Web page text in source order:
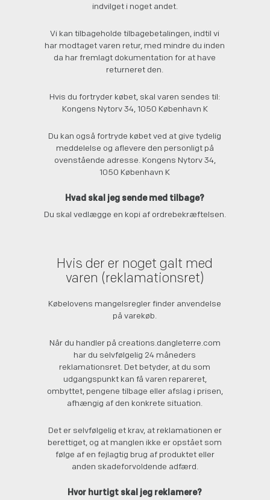
indvilget i noget andet.
Vi kan tilbageholde tilbagebetalingen, indtil vi
har modtaget varen retur, med mindre du inden
da har fremlagt dokumentation for at have
returneret den.
Hvis du fortryder købet, skal varen sendes til:
Kongens Nytorv 34, 1050 København K
Du kan også fortryde købet ved at give tydelig
meddelelse og aflevere den personligt på
ovenstående adresse. Kongens Nytorv 34,
1050 København K
Hvad skal jeg sende med tilbage?
Du skal vedlægge en kopi af ordrebekræftelsen.
Hvis der er noget galt med
varen (reklamationsret)
Købelovens mangelsregler finder anvendelse
på varekøb.
Når du handler på creations.dangleterre.com
har du selvfølgelig 24 måneders
reklamationsret. Det betyder, at du som
udgangspunkt kan få varen repareret,
ombyttet, pengene tilbage eller afslag i prisen,
afhængig af den konkrete situation.
Det er selvfølgelig et krav, at reklamationen er
berettiget, og at manglen ikke er opstået som
følge af en fejlagtig brug af produktet eller
anden skadeforvoldende adfærd.
Hvor hurtigt skal jeg reklamere?